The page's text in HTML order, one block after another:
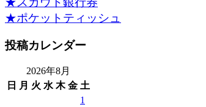
★ポケットティッシュ
投稿カレンダー
2026年8月
日
月 火 水 木 金 土
1